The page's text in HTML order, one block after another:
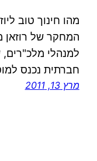
מהו חינוך טוב
המחקר של רוזאן
למנהלי
חברתית נכנס
מרץ 13, 2011